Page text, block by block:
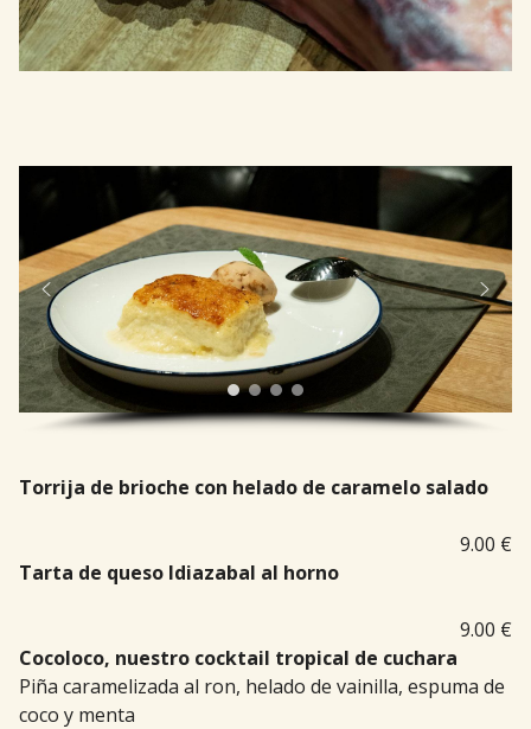
Torrija de brioche con helado de caramelo salado
9.00 €
Tarta de queso Idiazabal al horno
9.00 €
Cocoloco, nuestro cocktail tropical de cuchara
Piña caramelizada al ron, helado de vainilla, espuma de
coco y menta